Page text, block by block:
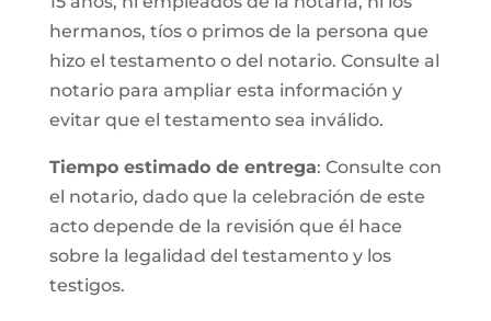
hermanos, tíos o primos de la persona que
hizo el testamento o del notario. Consulte al
notario para ampliar esta información y
evitar que el testamento sea inválido.
Tiempo estimado de entrega: Consulte con
el notario, dado que la celebración de este
acto depende de la revisión que él hace
sobre la legalidad del testamento y los
testigos.